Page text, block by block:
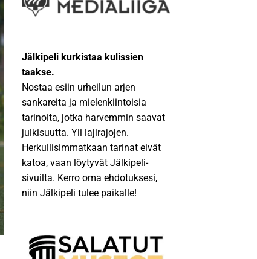
Jälkipeli kurkistaa kulissien
taakse.
Nostaa esiin urheilun arjen
sankareita ja mielenkiintoisia
tarinoita, jotka harvemmin saavat
julkisuutta. Yli lajirajojen.
Herkullisimmatkaan tarinat eivät
katoa, vaan löytyvät Jälkipeli-
sivuilta. Kerro oma ehdotuksesi,
niin Jälkipeli tulee paikalle!